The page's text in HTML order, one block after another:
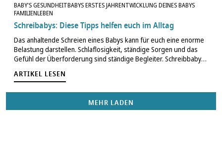
BABY'S GESUNDHEITBABYS ERSTES JAHRENTWICKLUNG DEINES BABYS
FAMILIENLEBEN
Schreibabys: Diese Tipps helfen euch im Alltag
Das anhaltende Schreien eines Babys kann für euch eine enorme
Belastung darstellen. Schlaflosigkeit, ständige Sorgen und das
Gefühl der Überforderung sind ständige Begleiter. Schreibbabys
Herausforderung – doch es gibt Möglichkeiten, diesen…
ARTIKEL LESEN
MEHR LADEN